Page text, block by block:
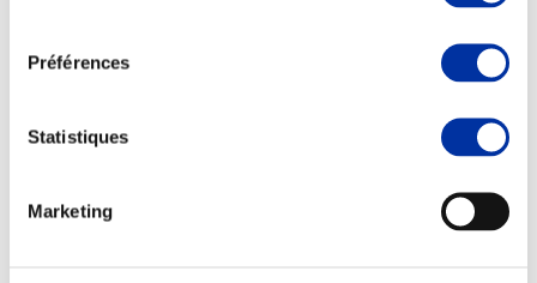
Préférences
Statistiques
Marketing